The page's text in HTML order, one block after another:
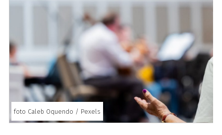
foto Caleb Oquendo / Pexels